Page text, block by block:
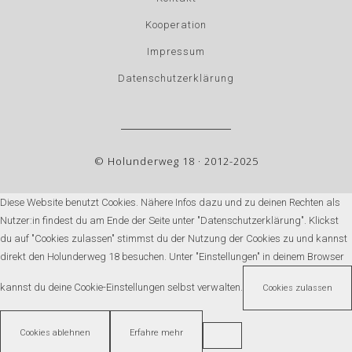
Kooperation
Impressum
Datenschutzerklärung
© Holunderweg 18 · 2012-2025
Diese Website benutzt Cookies. Nähere Infos dazu und zu deinen Rechten als
Nutzer:in findest du am Ende der Seite unter "Datenschutzerklärung". Klickst
du auf "Cookies zulassen" stimmst du der Nutzung der Cookies zu und kannst
direkt den Holunderweg 18 besuchen. Unter "Einstellungen" in deinem Browser
kannst du deine Cookie-Einstellungen selbst verwalten. Cookies zulassen
Cookies ablehnen Erfahre mehr